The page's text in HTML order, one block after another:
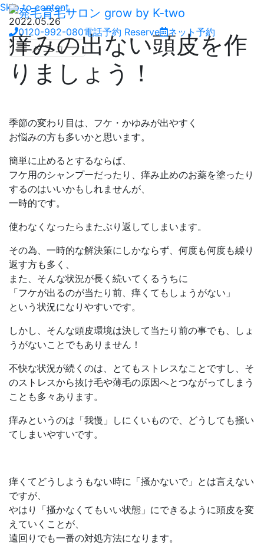
Skip to content
0120-992-080電話予約 Reserve ネット予約
メニュー
2022.05.26
痒みの出ない頭皮を作
りましょう！
季節の変わり目は、フケ・かゆみが出やすく
お悩みの方も多いかと思います。
簡単に止めるとするならば、
フケ用のシャンプーだったり、痒み止めのお薬を塗ったり
するのはいいかもしれませんが、
一時的です。
使わなくなったらまたぶり返してしまいます。
その為、一時的な解決策にしかならず、何度も何度も繰り
返す方も多く、
また、そんな状況が長く続いてくるうちに
「フケが出るのが当たり前、痒くてもしょうがない」
という状況になりやすいです。
しかし、そんな頭皮環境は決して当たり前の事でも、しょ
うがないことでもありません！
不快な状況が続くのは、とてもストレスなことですし、そ
のストレスから抜け毛や薄毛の原因へとつながってしまう
ことも多々あります。
痒みというのは「我慢」しにくいもので、どうしても掻い
てしまいやすいです。
痒くてどうしようもない時に「掻かないで」とは言えない
ですが、
やはり「掻かなくてもいい状態」にできるように頭皮を変
えていくことが、
遠回りでも一番の対処方法になります。